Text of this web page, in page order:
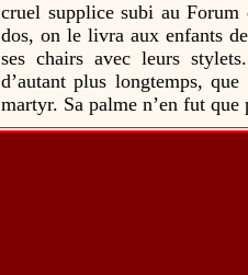
cruel supplice subi au
dos, on le livra aux enfants
ses chairs avec leurs
d’autant plus longtemps,
martyr. Sa palme n’en fut que